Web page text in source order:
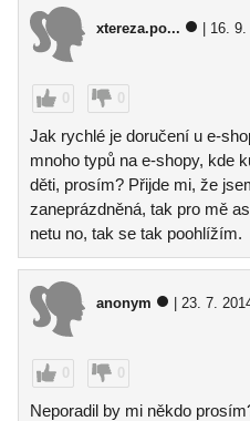
xtereza.po... | 16.
0 0
Jak rychlé je doručení u e-
mnoho typů na e-shopy, kde
děti, prosím? Přijde mi, že
zaneprázdněná, tak pro mě
netu no, tak se tak poohlížím.
anonym | 23. 7.
0 0
Neporadil by mi někdo